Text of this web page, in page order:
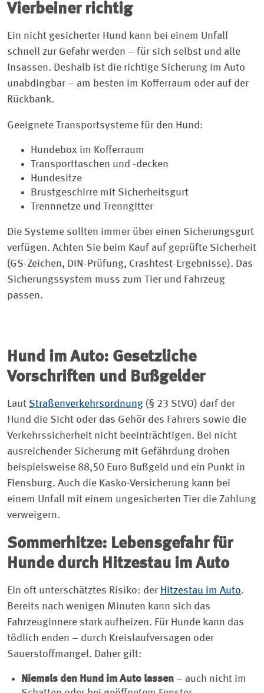
Vierbeiner richtig
Ein nicht gesicherter Hund kann bei einem Unfall
schnell zur Gefahr werden – für sich selbst und alle
Insassen. Deshalb ist die richtige Sicherung im Auto
unabdingbar – am besten im Kofferraum oder auf der
Rückbank.
Geeignete Transportsysteme für den Hund:
Hundebox im Kofferraum
Transporttaschen und -decken
Hundesitze
Brustgeschirre mit Sicherheitsgurt
Trennnetze und Trenngitter
Die Systeme sollten immer über einen Sicherungsgurt
verfügen. Achten Sie beim Kauf auf geprüfte Sicherheit
(GS-Zeichen, DIN-Prüfung, Crashtest-Ergebnisse). Das
Sicherungssystem muss zum Tier und Fahrzeug
passen.
Hund im Auto: Gesetzliche
Vorschriften und Bußgelder
Laut Straßenverkehrsordnung (§ 23 StVO) darf der
Hund die Sicht oder das Gehör des Fahrers sowie die
Verkehrssicherheit nicht beeinträchtigen. Bei nicht
ausreichender Sicherung mit Gefährdung drohen
beispielsweise 88,50 Euro Bußgeld und ein Punkt in
Flensburg. Auch die Kasko-Versicherung kann bei
einem Unfall mit einem ungesicherten Tier die Zahlung
verweigern.
Sommerhitze: Lebensgefahr für
Hunde durch Hitzestau im Auto
Ein oft unterschätztes Risiko: der Hitzestau im Auto.
Bereits nach wenigen Minuten kann sich das
Fahrzeuginnere stark aufheizen. Für Hunde kann das
tödlich enden – durch Kreislaufversagen oder
Sauerstoffmangel. Daher gilt:
Niemals den Hund im Auto lassen – auch nicht im